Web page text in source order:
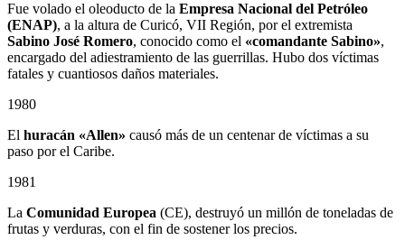
Fue volado el oleoducto de la Empresa Nacional del Petróleo
(ENAP), a la altura de Curicó, VII Región, por el extremista
Sabino José Romero, conocido como el «comandante Sabino»,
encargado del adiestramiento de las guerrillas. Hubo dos víctimas
fatales y cuantiosos daños materiales.
1980
El huracán «Allen» causó más de un centenar de víctimas a su
paso por el Caribe.
1981
La Comunidad Europea (CE), destruyó un millón de toneladas de
frutas y verduras, con el fin de sostener los precios.